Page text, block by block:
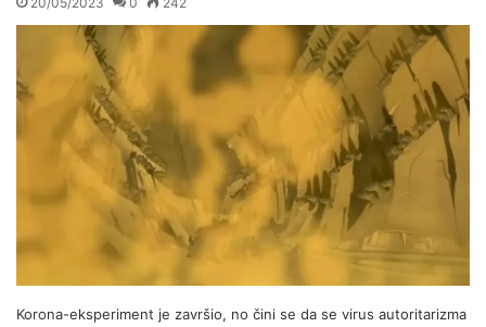
Korona-eksperiment je završio, no čini se da se virus autoritarizma